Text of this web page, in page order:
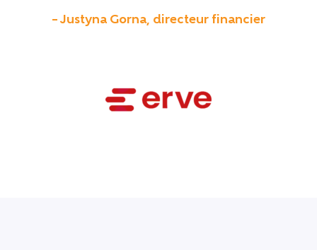
– Justyna Gorna, directeur financier